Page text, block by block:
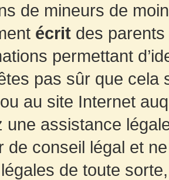
de mineurs de
écrit des parents
permettant
pas sûr que
au site Internet
une assistance
de conseil légal et
de toute